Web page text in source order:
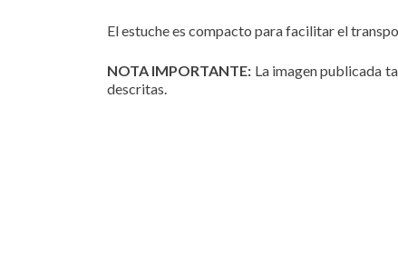
El estuche es compacto para facilitar el
NOTA IMPORTANTE: La imagen publicada
descritas.